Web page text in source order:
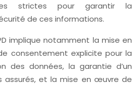
strictes pour garantir la
de ces informations.
implique notamment la mise en
consentement explicite pour la
des données, la garantie d’un
assurés, et la mise en œuvre de